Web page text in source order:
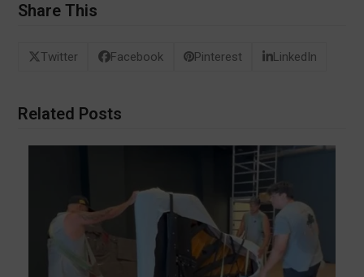
Share This
Twitter Facebook Pinterest LinkedIn
Related Posts